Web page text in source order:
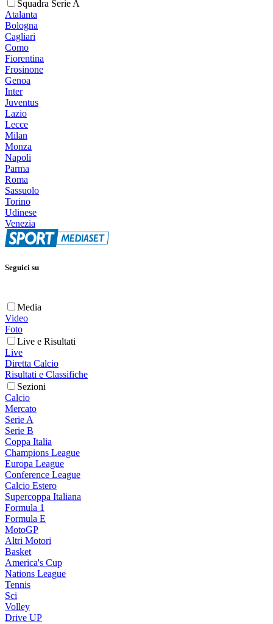
Squadra Serie A
Atalanta
Bologna
Cagliari
Como
Fiorentina
Frosinone
Genoa
Inter
Juventus
Lazio
Lecce
Milan
Monza
Napoli
Parma
Roma
Sassuolo
Torino
Udinese
Venezia
Seguici su
Media
Video
Foto
Live e Risultati
Live
Diretta Calcio
Risultati e Classifiche
Sezioni
Calcio
Mercato
Serie A
Serie B
Coppa Italia
Champions League
Europa League
Conference League
Calcio Estero
Supercoppa Italiana
Formula 1
Formula E
MotoGP
Altri Motori
Basket
America's Cup
Nations League
Tennis
Sci
Volley
Drive UP